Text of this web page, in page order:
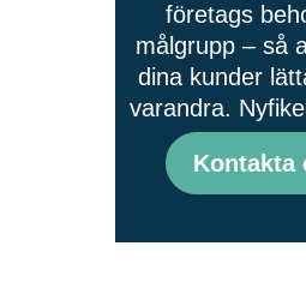
företags
målgrupp – så
dina kunder
varandra.
Kontakta